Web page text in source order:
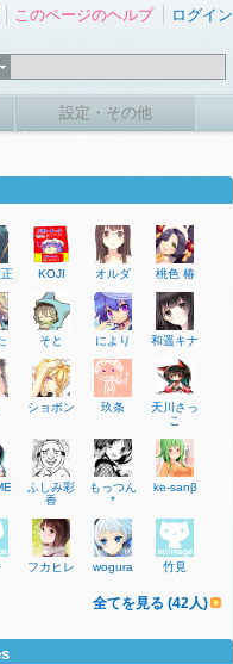
このページのヘルプ ログイン
設定・その他
KOJI オルダ 桃色 椿
そと により 和遥キナ
ショボン 玖条
天川さっ
こ
ふしみ彩
香
もっつん
*
ke-sanβ
フカヒレ wogura 竹見
全てを見る (42人)